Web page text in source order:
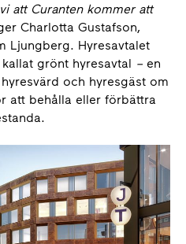
att Curanten kommer att
Charlotta Gustafson,
Ljungberg. Hyresavtalet
grönt hyresavtal – en
och hyresgäst om
att behålla eller förbättra